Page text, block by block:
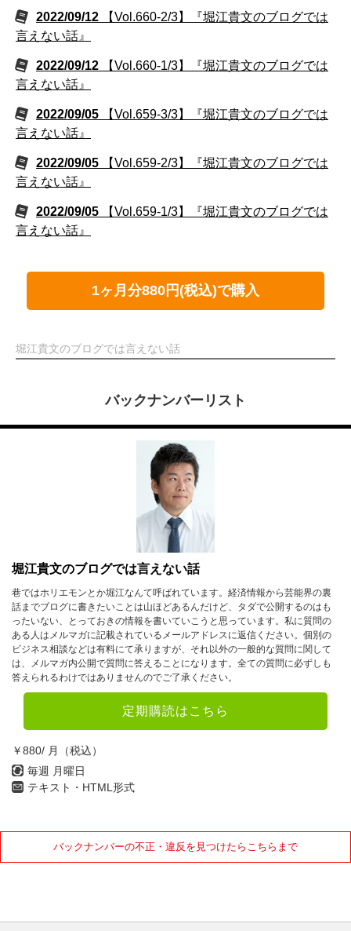
2022/09/12
【Vol.660-2/3】『堀江貴文のブログでは
言えない話』
2022/09/12
【Vol.660-1/3】『堀江貴文のブログでは
言えない話』
2022/09/05
【Vol.659-3/3】『堀江貴文のブログでは
言えない話』
2022/09/05
【Vol.659-2/3】『堀江貴文のブログでは
言えない話』
2022/09/05
【Vol.659-1/3】『堀江貴文のブログでは
言えない話』
1ヶ月分880円(税込)で購入
堀江貴文のブログでは言えない話
バックナンバーリスト
堀江貴文のブログでは言えない話
巷ではホリエモンとか堀江なんて呼ばれています。経済情報から芸能界の裏
話までブログに書きたいことは山ほどあるんだけど、タダで公開するのはも
ったいない、とっておきの情報を書いていこうと思っています。私に質問の
ある人はメルマガに記載されているメールアドレスに返信ください。個別の
ビジネス相談などは有料にて承りますが、それ以外の一般的な質問に関して
は、メルマガ内公開で質問に答えることになります。全ての質問に必ずしも
答えられるわけではありませんのでご了承ください。
定期購読はこちら
￥880/ 月（税込）
毎週 月曜日
テキスト・HTML形式
バックナンバーの不正・違反を見つけたらこちらまで